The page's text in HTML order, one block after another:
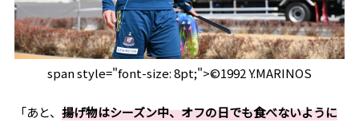
span style="font-size: 8pt;">©1992 Y.MARINOS
「あと、 揚げ物はシーズン中、オフの日でも食べないように